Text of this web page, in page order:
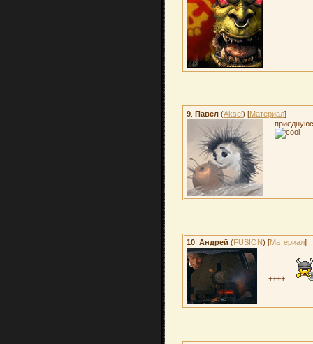
9 Павел (Aksel) [Материал]
10 Андрей (FUSION) [Материал]
++++